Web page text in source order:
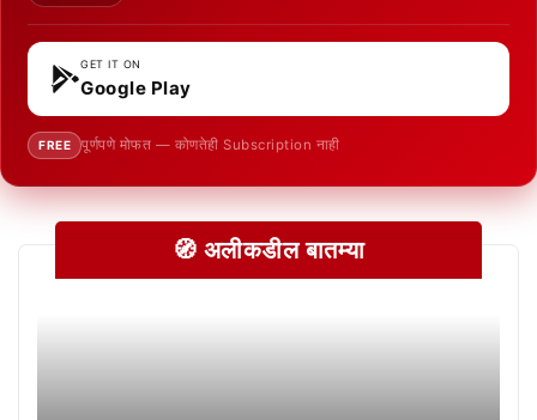
GET IT ON
Google Play
FREE पूर्णपणे मोफत — कोणतेही Subscription नाही
🧭 अलीकडील बातम्या